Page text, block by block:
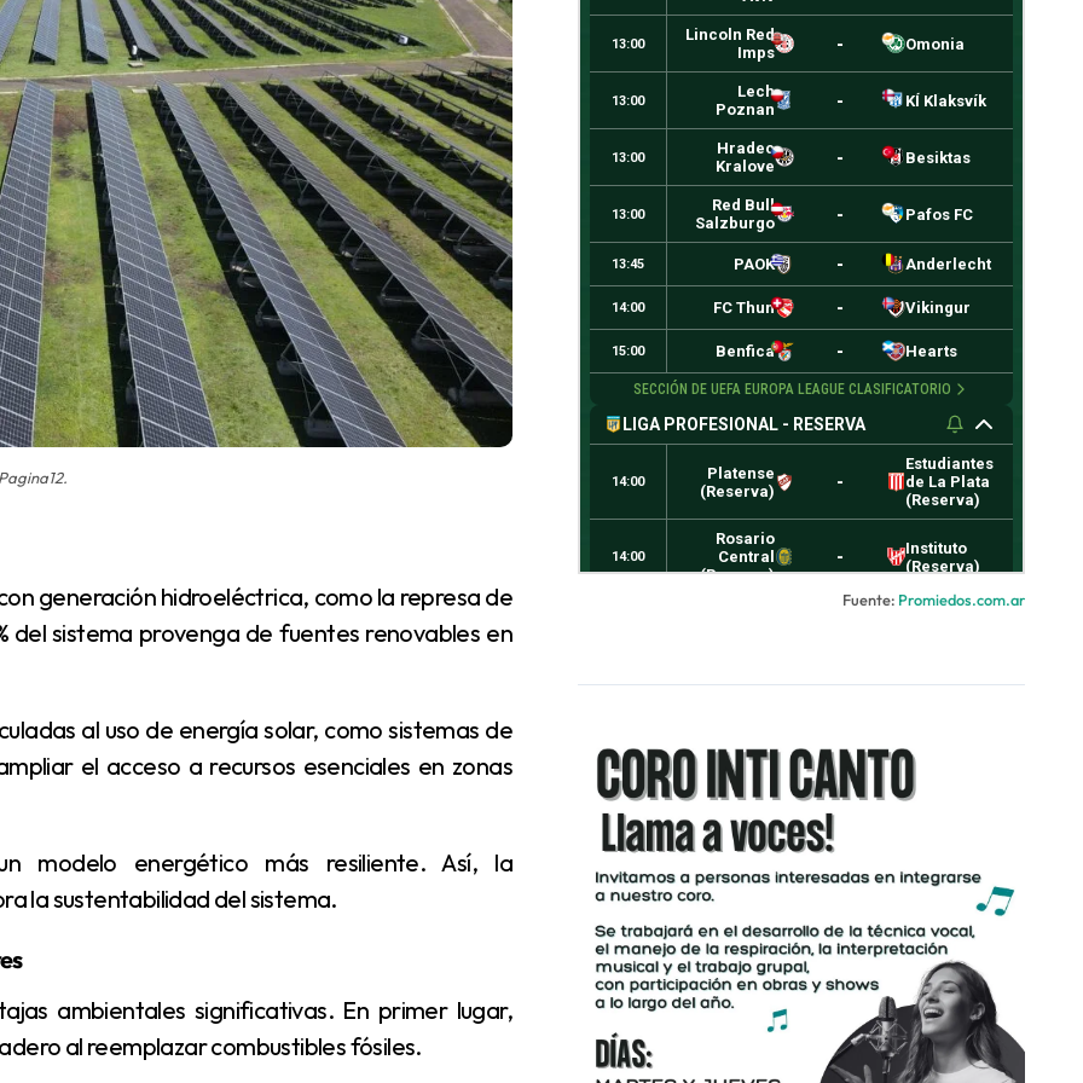
del sistema provenga de fuentes renovables en
el acceso a recursos esenciales en zonas
la sustentabilidad del sistema.
al reemplazar combustibles fósiles.
Fuente: Promiedos.com.ar